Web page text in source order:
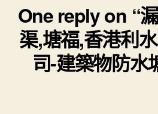
One reply on “
渠,塘福,香港利
司-建築物防水